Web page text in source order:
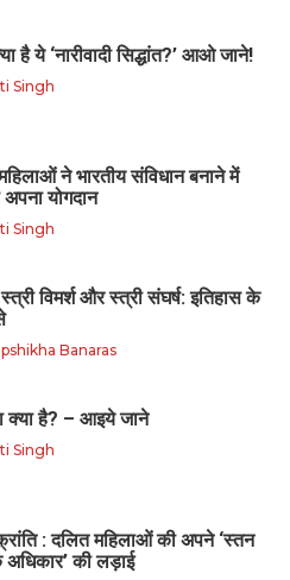
है ये ‘नारीवादी सिद्धांत?’ आओ जाने!
Singh
ने भारतीय संविधान बनाने में
अपना योगदान
Singh
विमर्श और स्त्री संघर्ष: इतिहास के
Banaras
क्या है? – आइये जाने
Singh
: दलित महिलाओं की अपने ‘स्तन
की लड़ाई